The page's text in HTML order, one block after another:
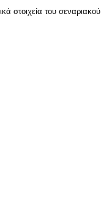
στοιχεία του σεναριακού